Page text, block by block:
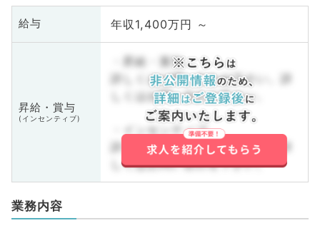
給与 年収1,400万円 ～
昇給・賞与
(インセンティブ)
・昇給・賞与
詳しくはお問い合わせ下さい。詳
しくはお問い合わせ下さい。
・インセンティブ
詳しくはお問い合わせ下さい。詳
しくはお問い合わせ下さい。
業務内容